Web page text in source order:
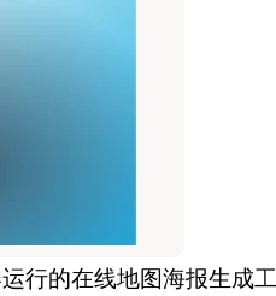
行的在线地图海报生